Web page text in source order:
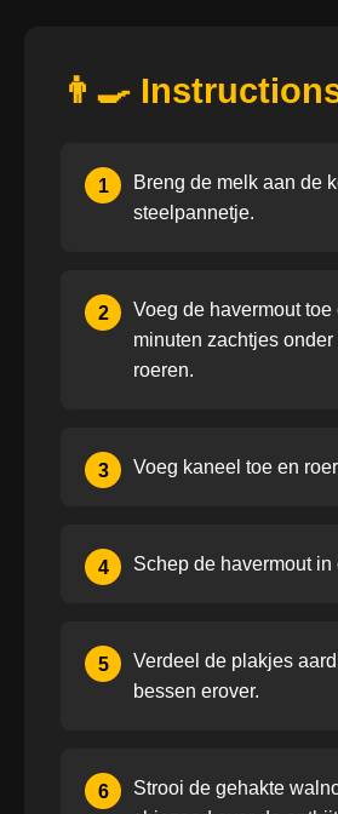
👨‍🍳
1
Breng de melk aan de
steelpannetje.
2
Voeg de havermout toe
minuten zachtjes onder
roeren.
3 Voeg kaneel toe en
4 Schep de havermout in
5
Verdeel de plakjes
bessen erover.
6
Strooi de gehakte